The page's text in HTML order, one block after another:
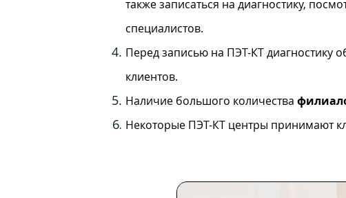
также записаться на диагностику,
специалистов.
Перед записью на ПЭТ-КТ диагностику
клиентов.
Наличие большого количества
Некоторые ПЭТ-КТ центры принимают